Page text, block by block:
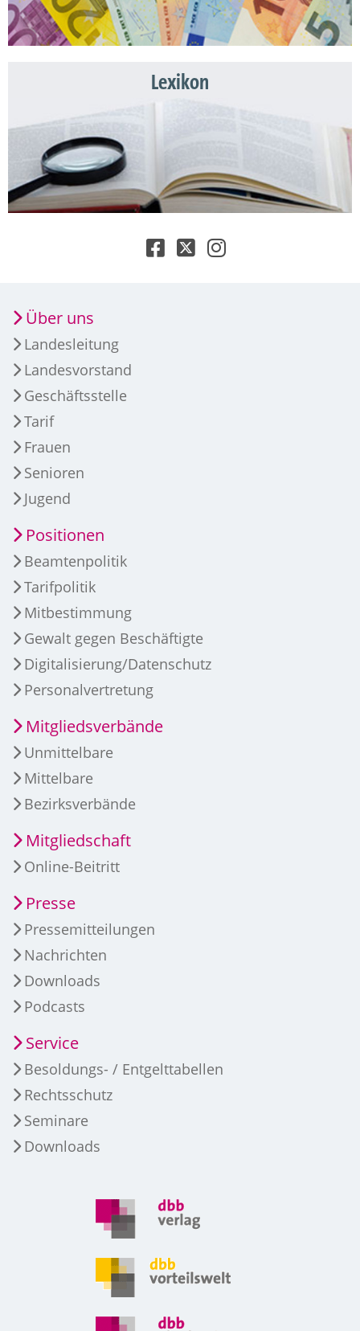
Lexikon
Über uns
Landesleitung
Landesvorstand
Geschäftsstelle
Tarif
Frauen
Senioren
Jugend
Positionen
Beamtenpolitik
Tarifpolitik
Mitbestimmung
Gewalt gegen Beschäftigte
Digitalisierung/Datenschutz
Personalvertretung
Mitgliedsverbände
Unmittelbare
Mittelbare
Bezirksverbände
Mitgliedschaft
Online-Beitritt
Presse
Pressemitteilungen
Nachrichten
Downloads
Podcasts
Service
Besoldungs- / Entgelttabellen
Rechtsschutz
Seminare
Downloads